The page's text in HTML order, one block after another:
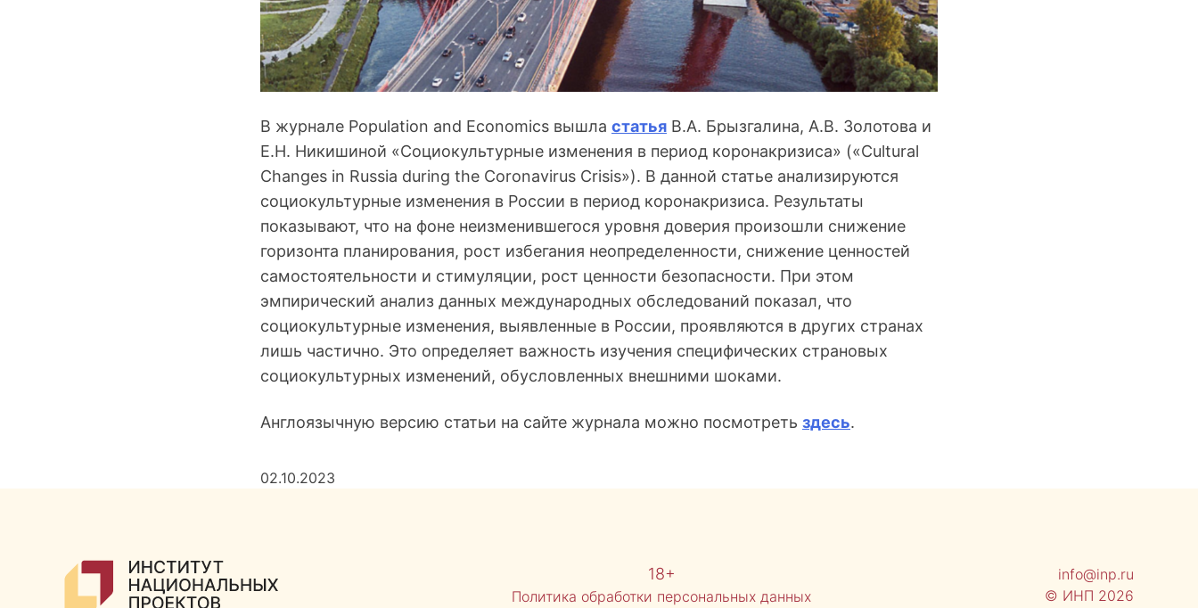
В журнале Population and Economics вышла статья В.А. Брызгалина, А.В. Золотова и
Е.Н. Никишиной «Социокультурные изменения в период коронакризиса» («Cultural
Changes in Russia during the Coronavirus Crisis»). В данной статье анализируются
социокультурные изменения в России в период коронакризиса. Результаты
показывают, что на фоне неизменившегося уровня доверия произошли снижение
горизонта планирования, рост избегания неопределенности, снижение ценностей
самостоятельности и стимуляции, рост ценности безопасности. При этом
эмпирический анализ данных международных обследований показал, что
социокультурные изменения, выявленные в России, проявляются в других странах
лишь частично. Это определяет важность изучения специфических страновых
социокультурных изменений, обусловленных внешними шоками.
Англоязычную версию статьи на сайте журнала можно посмотреть здесь.
02.10.2023
18+
Политика обработки персональных данных
info@inp.ru
© ИНП 2026